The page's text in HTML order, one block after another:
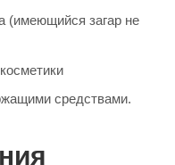
(имеющийся загар не
средствами.